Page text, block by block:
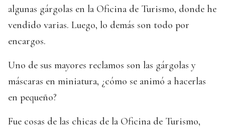
algunas gárgolas en la Oficina de Turismo, donde he
vendido varias. Luego, lo demás son todo por
encargos.
Uno de sus mayores reclamos son las gárgolas y
máscaras en miniatura, ¿cómo se animó a hacerlas
en pequeño?
Fue cosas de las chicas de la Oficina de Turismo,